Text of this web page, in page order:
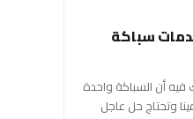
الكويت 97692735 خدمات سباكة
, مما لا شك فيه أن السباكة واحدة
وتحتاج حل عاجل